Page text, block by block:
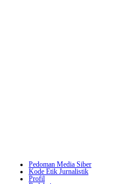
Pedoman Media Siber
Kode Etik Jurnalistik
Profil